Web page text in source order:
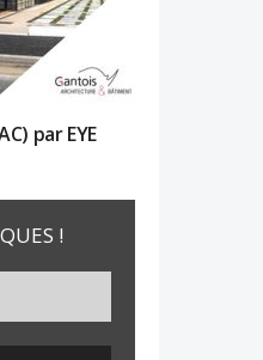
par EYE
!